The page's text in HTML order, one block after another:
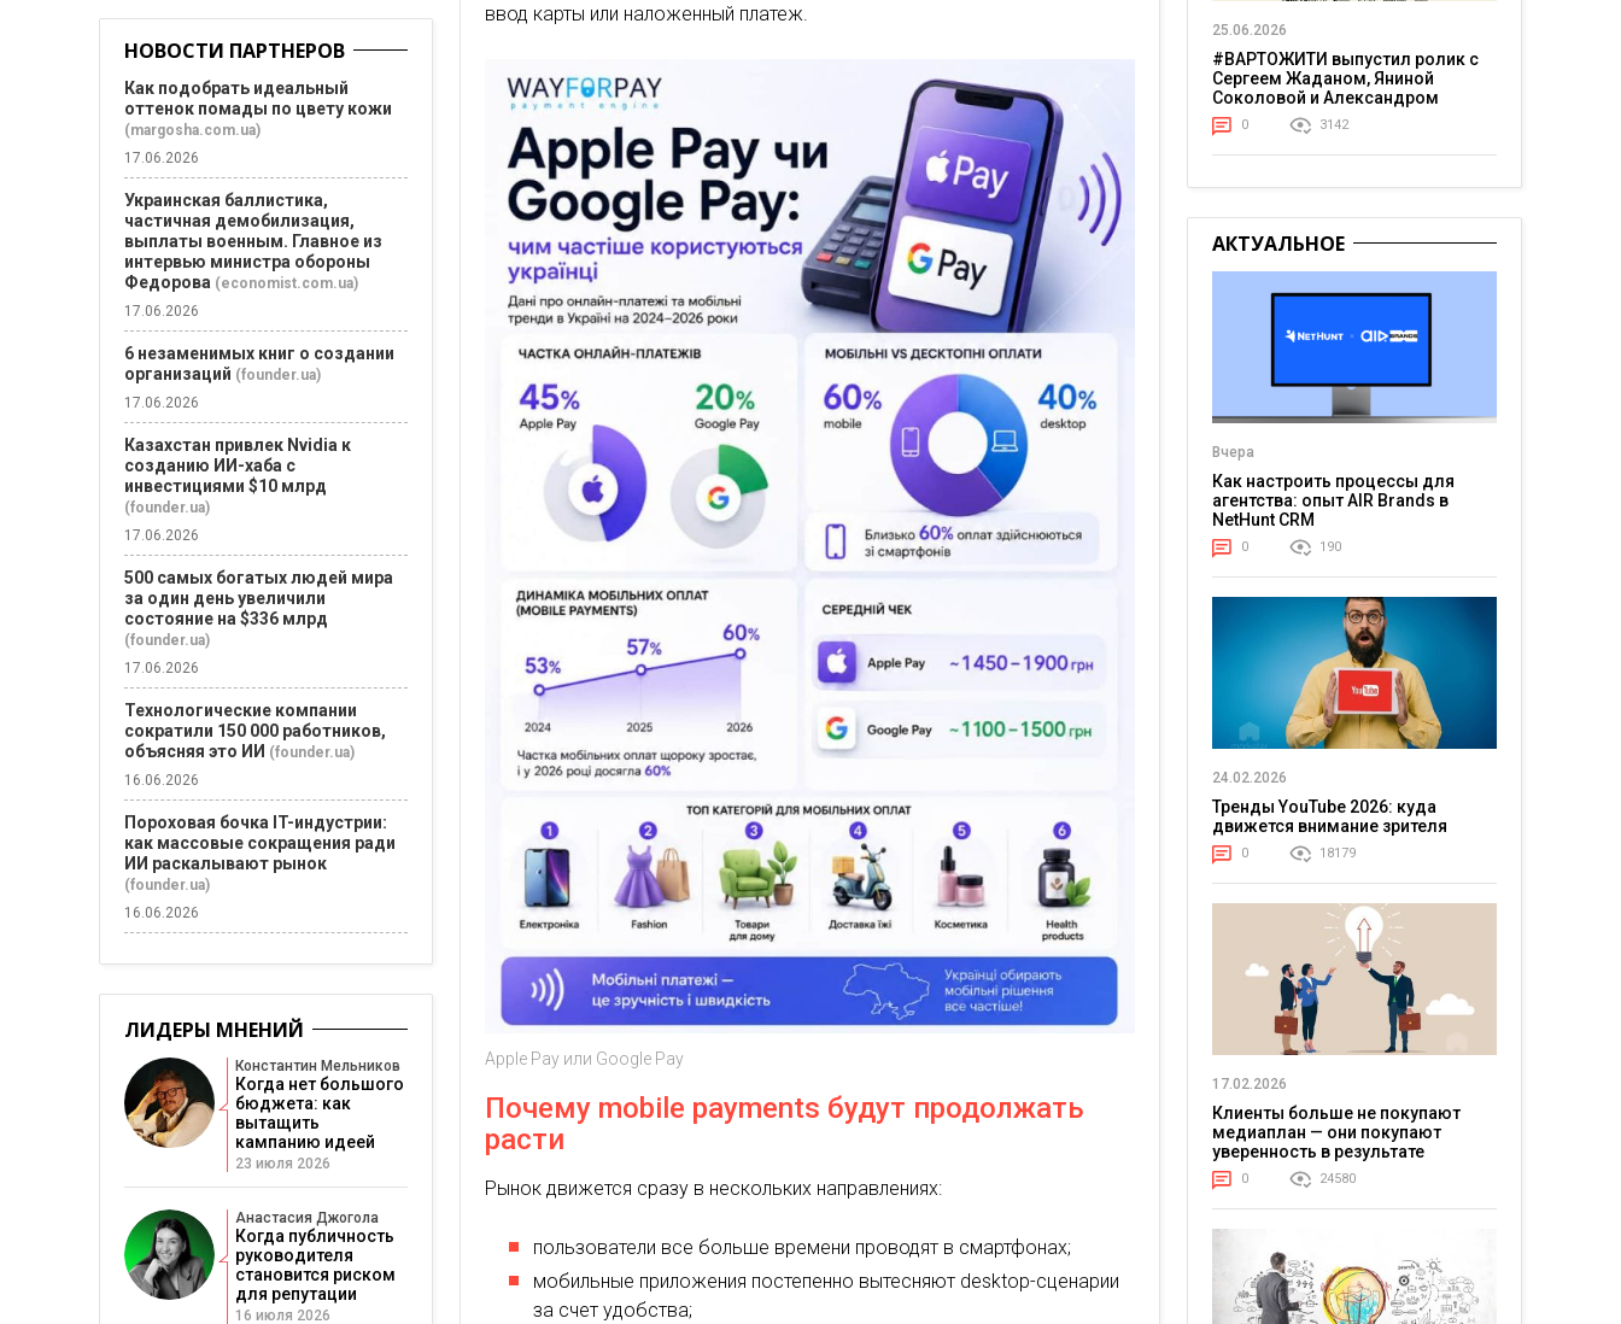
ввод карты или наложенный платеж.
Apple Pay или Google Pay
Почему mobile payments будут продолжать
расти
Рынок движется сразу в нескольких направлениях:
пользователи все больше времени проводят в смартфонах;
мобильные приложения постепенно вытесняют desktop-сценарии
за счет удобства;
НОВОСТИ ПАРТНЕРОВ
Как подобрать идеальный
оттенок помады по цвету кожи
(margosha.com.ua)
17.06.2026
Украинская баллистика,
частичная демобилизация,
выплаты военным. Главное из
интервью министра обороны
Федорова (economist.com.ua)
17.06.2026
6 незаменимых книг о создании
организаций (founder.ua)
17.06.2026
Казахстан привлек Nvidia к
созданию ИИ-хаба с
инвестициями $10 млрд
(founder.ua)
17.06.2026
500 самых богатых людей мира
за один день увеличили
состояние на $336 млрд
(founder.ua)
17.06.2026
Технологические компании
сократили 150 000 работников,
объясняя это ИИ (founder.ua)
16.06.2026
Пороховая бочка IT-индустрии:
как массовые сокращения ради
ИИ раскалывают рынок
(founder.ua)
16.06.2026
ЛИДЕРЫ МНЕНИЙ
Константин Мельников
Когда нет большого
бюджета: как
вытащить
кампанию идеей
23 июля 2026
Анастасия Джогола
Когда публичность
руководителя
становится риском
для репутации
16 июля 2026
25.06.2026
#ВАРТОЖИТИ выпустил ролик с
Сергеем Жаданом, Яниной
Соколовой и Александром
Тереном о жизни в постоянном
напряжении
0 3142
АКТУАЛЬНОЕ
Вчера
Как настроить процессы для
агентства: опыт AIR Brands в
NetHunt CRM
0 190
24.02.2026
Тренды YouTube 2026: куда
движется внимание зрителя
0 18179
17.02.2026
Клиенты больше не покупают
медиаплан — они покупают
уверенность в результате
0 24580